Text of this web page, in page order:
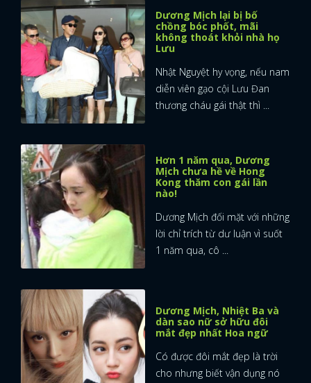
Dương Mịch lại bị bố
chồng bóc phốt, mãi
không thoát khỏi nhà họ
Lưu
Nhật Nguyệt hy vọng, nếu nam
diễn viên gạo cội Lưu Đan
thương cháu gái thật thì ...
Hơn 1 năm qua, Dương
Mịch chưa hề về Hong
Kong thăm con gái lần
nào!
Dương Mịch đối mặt với những
lời chỉ trích từ dư luận vì suốt
1 năm qua, cô ...
Dương Mịch, Nhiệt Ba và
dàn sao nữ sở hữu đôi
mắt đẹp nhất Hoa ngữ
Có được đôi mắt đẹp là trời
cho nhưng biết vận dụng nó